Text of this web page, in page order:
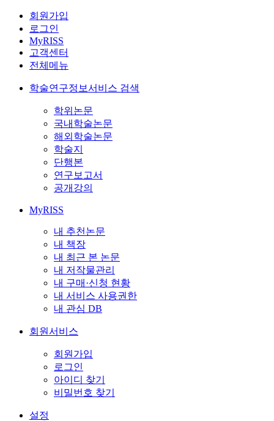
회원가입
로그인
MyRISS
고객센터
전체메뉴
학술연구정보서비스 검색
학위논문
국내학술논문
해외학술논문
학술지
단행본
연구보고서
공개강의
MyRISS
내 추천논문
내 책장
내 최근 본 논문
내 저작물관리
내 구매·신청 현황
내 서비스 사용권한
내 관심 DB
회원서비스
회원가입
로그인
아이디 찾기
비밀번호 찾기
설정